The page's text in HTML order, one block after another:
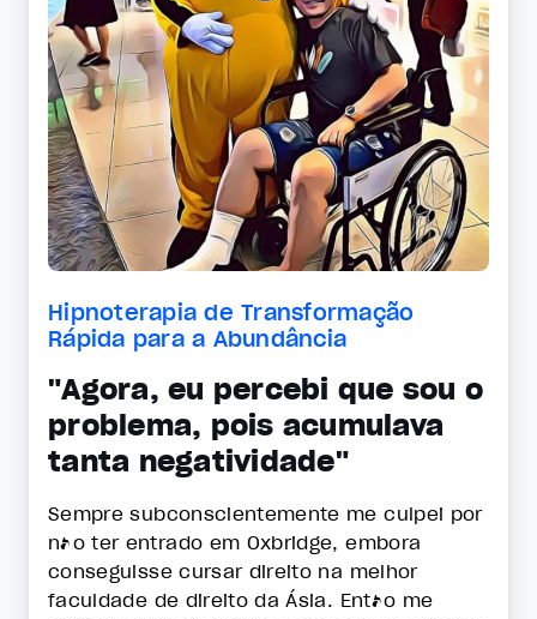
Hipnoterapia de Transformação
Rápida para a Abundância
"Agora, eu percebi que sou o
problema, pois acumulava
tanta negatividade"
Sempre subconscientemente me culpei por
não ter entrado em Oxbridge, embora
conseguisse cursar direito na melhor
faculdade de direito da Ásia. Então me